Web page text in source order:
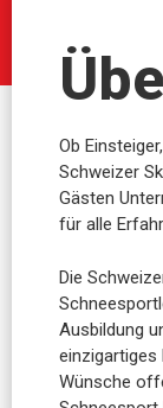
Ob
Schweizer
Gästen
für alle
Die
Ausbildung
einzigartiges
Wünsche